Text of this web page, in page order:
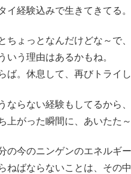
イ経験込みで生きてきてる
ちょっとなんだけどな～で
いう理由はあるかもね。
ば。休息して、再びトライ
ならない経験もしてるから
上がった瞬間に、あいたた
の今のニンゲンのエネルギ
ねばならないことは、その